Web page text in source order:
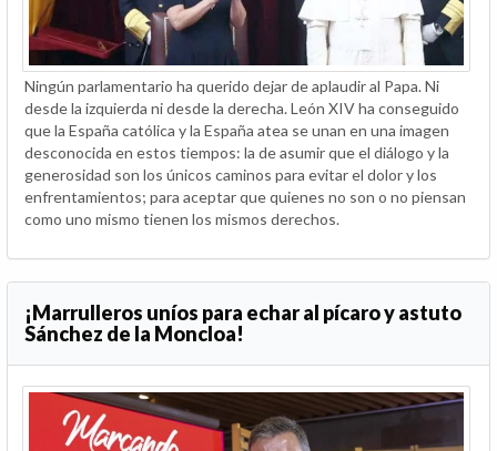
Ningún parlamentario ha querido dejar de aplaudir al Papa. Ni
desde la izquierda ni desde la derecha. León XIV ha conseguido
que la España católica y la España atea se unan en una imagen
desconocida en estos tiempos: la de asumir que el diálogo y la
generosidad son los únicos caminos para evitar el dolor y los
enfrentamientos; para aceptar que quienes no son o no piensan
como uno mismo tienen los mismos derechos.
¡Marrulleros uníos para echar al pícaro y astuto
Sánchez de la Moncloa!